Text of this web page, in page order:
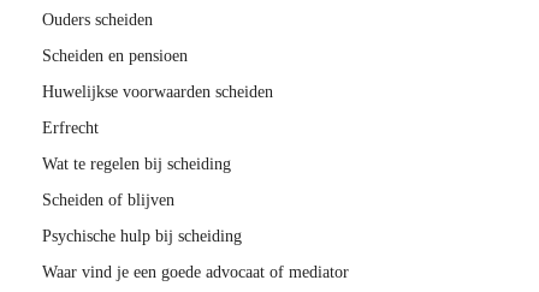
Ouders scheiden
Scheiden en pensioen
Huwelijkse voorwaarden scheiden
Erfrecht
Wat te regelen bij scheiding
Scheiden of blijven
Psychische hulp bij scheiding
Waar vind je een goede advocaat of mediator